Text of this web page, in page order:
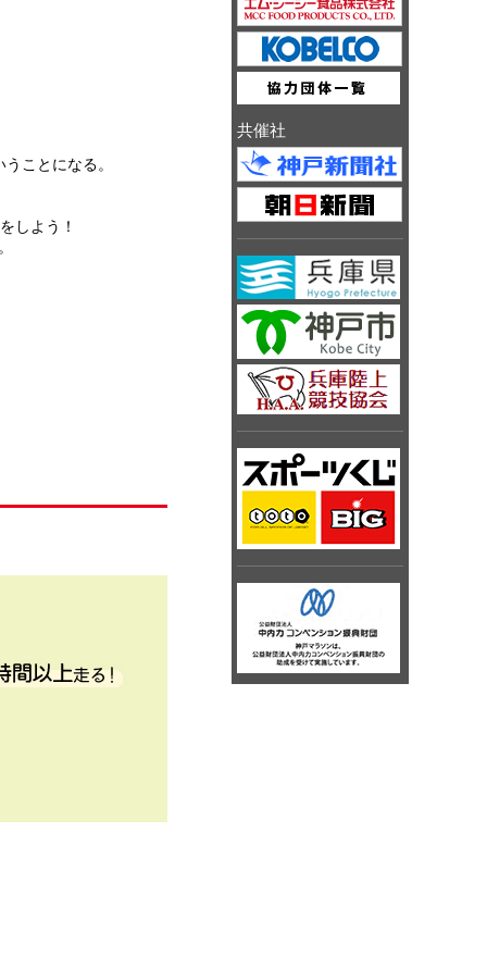
ことになる。
しよう！
共催社